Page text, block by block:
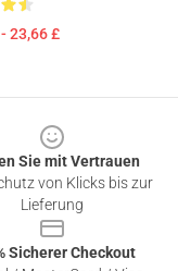
23,66 £
Sie mit Vertrauen
von Klicks bis zur
Lieferung
Sicherer Checkout